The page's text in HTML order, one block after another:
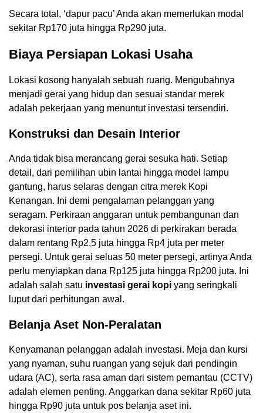
Secara total, ‘dapur pacu’ Anda akan memerlukan modal
sekitar Rp170 juta hingga Rp290 juta.
Biaya Persiapan Lokasi Usaha
Lokasi kosong hanyalah sebuah ruang. Mengubahnya
menjadi gerai yang hidup dan sesuai standar merek
adalah pekerjaan yang menuntut investasi tersendiri.
Konstruksi dan Desain Interior
Anda tidak bisa merancang gerai sesuka hati. Setiap
detail, dari pemilihan ubin lantai hingga model lampu
gantung, harus selaras dengan citra merek Kopi
Kenangan. Ini demi pengalaman pelanggan yang
seragam. Perkiraan anggaran untuk pembangunan dan
dekorasi interior pada tahun 2026 di perkirakan berada
dalam rentang Rp2,5 juta hingga Rp4 juta per meter
persegi. Untuk gerai seluas 50 meter persegi, artinya Anda
perlu menyiapkan dana Rp125 juta hingga Rp200 juta. Ini
adalah salah satu investasi gerai kopi yang seringkali
luput dari perhitungan awal.
Belanja Aset Non-Peralatan
Kenyamanan pelanggan adalah investasi. Meja dan kursi
yang nyaman, suhu ruangan yang sejuk dari pendingin
udara (AC), serta rasa aman dari sistem pemantau (CCTV)
adalah elemen penting. Anggarkan dana sekitar Rp60 juta
hingga Rp90 juta untuk pos belanja aset ini.